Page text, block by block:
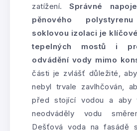
zatížení.Správné
pěnového
soklovou izolaci je
tepelných mostů i
odvádění vody mimo
části je zvlášť důležité,
nebyl trvale zavlhčován,
před stojící vodou a aby
neodváděly vodu
Dešťová voda na fasádě